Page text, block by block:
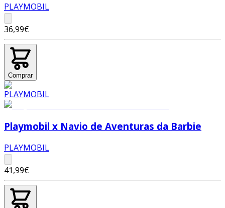
PLAYMOBIL
36,99€
Comprar
Playmobil x Navio de Aventuras da Barbie
PLAYMOBIL
41,99€